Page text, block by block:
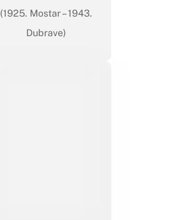
(1925. Mostar – 1943.
Dubrave)